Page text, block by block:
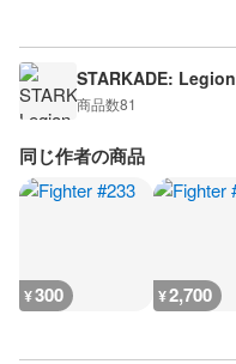
STARKADE: Legion
商品数81
同じ作者の商品
¥300 ¥2,700